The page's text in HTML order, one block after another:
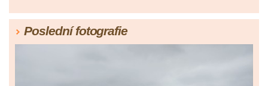
Poslední fotografie